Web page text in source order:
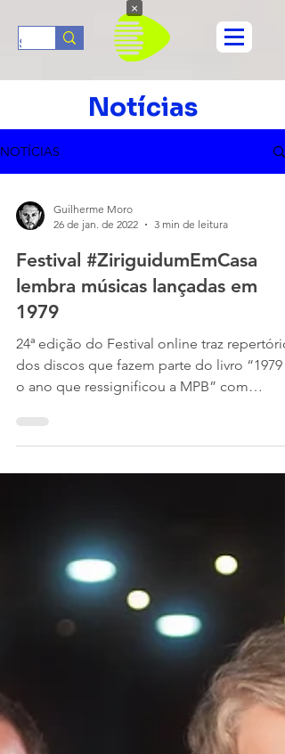
Notícias
NOTÍCIAS
Guilherme Moro
26 de jan. de 2022
3 min de leitura
Festival #ZiriguidumEmCasa
lembra músicas lançadas em
1979
24ª edição do Festival online traz repertório
dos discos que fazem parte do livro “1979 –
o ano que ressignificou a MPB” com
×